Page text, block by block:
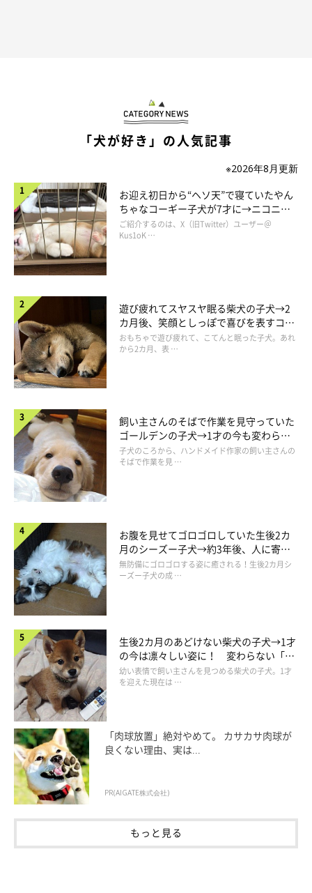
夜遅くに帰宅すると、お腹を空かせた４匹が私の姿を見て、狂喜
乱舞してくれました。よかった！ホッとしました。
先月の台風15号の被害も大きく、かぼちゃんの大好きな城址公園
は、未だに痛々しい姿のままです。
「犬が好き」の人気記事
※2026年8月更新
お迎え初日から“ヘソ天”で寝ていたやん
ちゃなコーギー子犬が7才に→ニコニ
コ“コーギースマイル”が魅力のコに成
長！
ご紹介するのは、X（旧Twitter）ユーザー＠
Kus1oK …
遊び疲れてスヤスヤ眠る柴犬の子犬→2
カ月後、笑顔としっぽで喜びを表すコに
成長！
おもちゃで遊び疲れて、こてんと眠った子犬。あれ
から2カ月、表 …
飼い主さんのそばで作業を見守っていた
ゴールデンの子犬→1才の今も変わらな
い“見守り隊”の姿にほっこり
子犬のころから、ハンドメイド作家の飼い主さんの
そばで作業を見 …
お腹を見せてゴロゴロしていた生後2カ
月のシーズー子犬→約3年後、人に寄り
添う優しいコに成長した姿にほっこり
無防備にゴロゴロする姿に癒される！生後2カ月シ
ーズー子犬の成 …
生後2カ月のあどけない柴犬の子犬→1才
の今は凛々しい姿に！ 変わらない「く
りくりおめめ」にもほっこり
幼い表情で飼い主さんを見つめる柴犬の子犬。1才
を迎えた現在は …
「肉球放置」絶対やめて。 カサカサ肉球が
良くない理由、実は...
PR(AIGATE株式会社)
もっと見る